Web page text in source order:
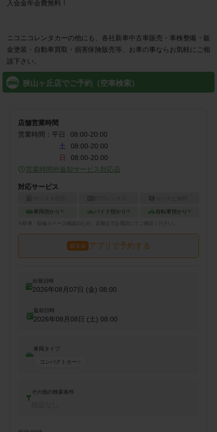
入会金年会費無料！
ニコニコレンタカーの他にも、各社新車中古車販売・車検整備・鈑
金塗装・自動車買取・損害保険販売等、お車の事ならお気軽にご相
談下さい。
狭山ヶ丘店でご予約（空車検索）
店舗営業時間
営業時間： 平日 08:00-20:00
土
08:00-20:00
日
08:00-20:00
営業時間外返却サービス対応店
対応サービス
車両預かり ※ バイク預かり ※ 自転車預かり ※
※ 駐車・駐輪 スペース確認のため、店舗までお電話にてご相談ください。
最安値 アプリで予約する
出発日時
2026年08月07日 (金) 08:00
返却日時
2026年08月08日 (土) 08:00
車両タイプ
コンパクトカー
その他の検索条件